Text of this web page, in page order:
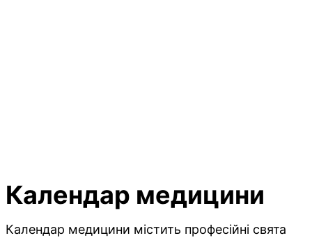
Календар медицини
Календар медицини містить професійні свята